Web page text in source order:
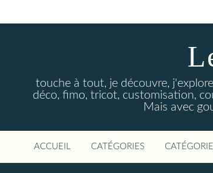
touche à tout, je découvre,
déco, fimo, tricot, customisation,
Mais avec
ACCUEIL CATÉGORIES